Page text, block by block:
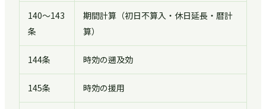
140〜143
条
期間計算（初日不算入・休日延長・暦計
算）
144条 時効の遡及効
145条 時効の援用